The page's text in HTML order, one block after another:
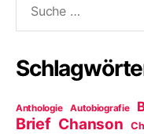
nach:
Anthologie Autobiografie
Brief Chanson